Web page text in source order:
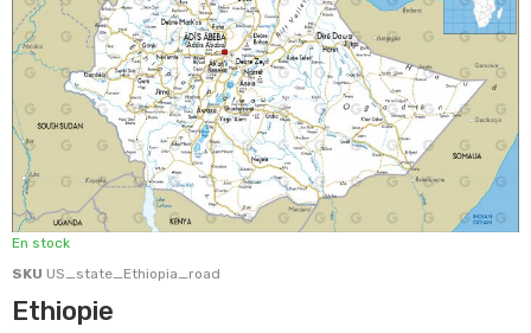
En stock
SKU US_state_Ethiopia_road
Ethiopie